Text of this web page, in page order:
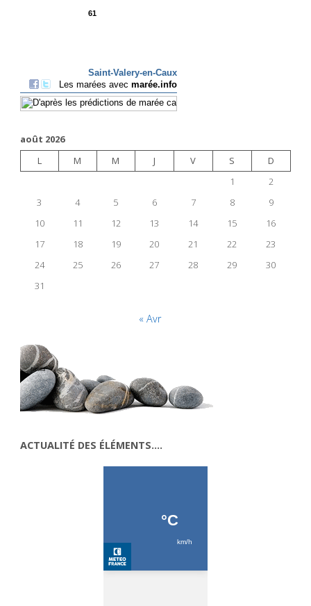
août 2026
L
M M J V S
D
1
2
3
4 5 6 7 8
9
10
11 12 13 14 15
16
17
18 19 20 21 22
23
24
25 26 27 28 29
30
31
« Avr
ACTUALITÉ DES ÉLÉMENTS….